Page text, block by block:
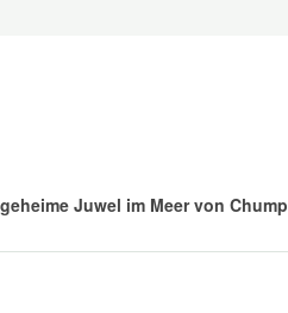
Juwel im Meer von